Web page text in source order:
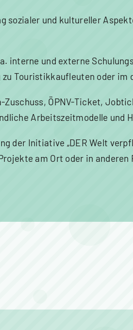
sozialer und kultureller
interne und externe
Touristikkaufleuten oder im
Zuschuss, ÖPNV-Ticket,
Arbeitszeitmodelle und
der Initiative „DER Welt
am Ort oder in anderen